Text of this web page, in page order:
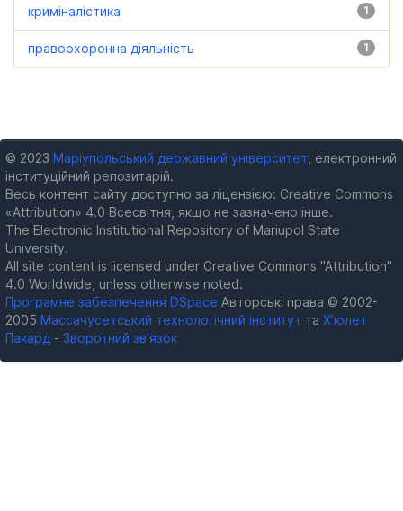
1
криміналістика
1
правоохоронна діяльність
© 2023 Маріупольський державний університет , електронний
інституційний репозитарій.
Весь контент сайту доступно за ліцензією: Creative Commons
«Attribution» 4.0 Всесвітня, якщо не зазначено інше.
The Electronic Institutional Repository of Mariupol State
University.
All site content is licensed under Creative Commons "Attribution"
4.0 Worldwide, unless otherwise noted.
Програмне забезпечення DSpace Авторські права © 2002-
2005 Массачусетський технологічний інститут та Х’юлет
Пакард - Зворотний зв’язок